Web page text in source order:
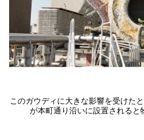
このガウディに大きな影響を受けた
が本町通り沿いに設置されると